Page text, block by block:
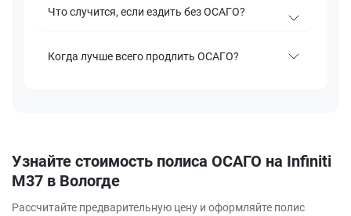
Что случится, если ездить без ОСАГО?
Когда лучше всего продлить ОСАГО?
Узнайте стоимость полиса ОСАГО на Infiniti
M37 в Вологде
Рассчитайте предварительную цену и оформляйте полис